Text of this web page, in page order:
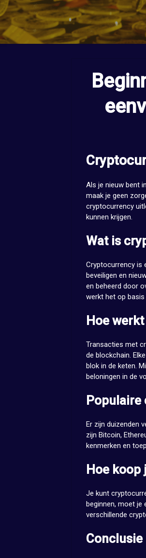
Als je nieuw bent
maak je geen
cryptocurrency
kunnen krijgen.
Wat is
Cryptocurrency is
beveiligen en
en beheerd door
werkt het op
Hoe
Transacties met
de blockchain.
blok in de keten.
beloningen in de
Er zijn duizenden
zijn Bitcoin,
kenmerken en
Hoe
Je kunt
beginnen, moet je
verschillende
Conclusie